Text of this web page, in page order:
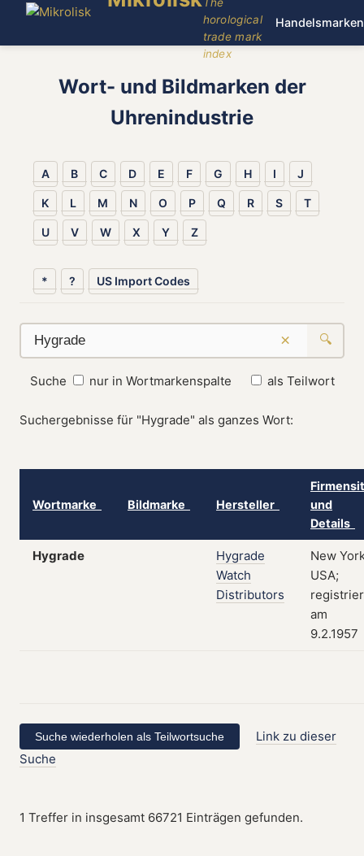
horological
trade mark
index
Handelsmarken
Wort- und Bildmarken der
Uhrenindustrie
A B C D E F G H I J
K L M N O P Q R S T
U V W X Y Z
* ? US Import Codes
× 🔍
Suche nur in Wortmarkenspalte als Teilwort
Suchergebnisse für "Hygrade" als ganzes Wort:
Wortmarke Bildmarke Hersteller
und
Details
Hygrade
Hygrade
Watch
Distributors
New
USA;
am
9.2.1957
Link zu dieser
Suche
1 Treffer in insgesamt 66721 Einträgen gefunden.